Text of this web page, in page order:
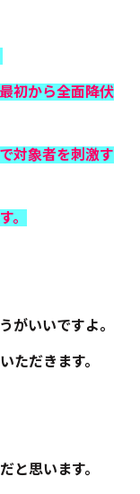
初から全面降伏
対象者を刺激す
。
がいいですよ。
ただきます。
と思います。